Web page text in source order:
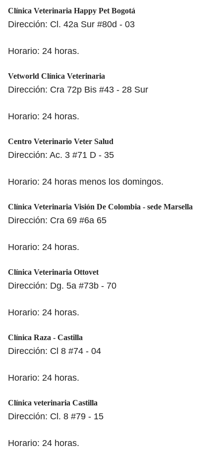
Clínica Veterinaria Happy Pet Bogotá
Dirección: Cl. 42a Sur #80d - 03
Horario: 24 horas.
Vetworld Clínica Veterinaria
Dirección: Cra 72p Bis #43 - 28 Sur
Horario: 24 horas.
Centro Veterinario Veter Salud
Dirección: Ac. 3 #71 D - 35
Horario: 24 horas menos los domingos.
Clínica Veterinaria Visión De Colombia - sede Marsella
Dirección: Cra 69 #6a 65
Horario: 24 horas.
Clínica Veterinaria Ottovet
Dirección: Dg. 5a #73b - 70
Horario: 24 horas.
Clínica Raza - Castilla
Dirección: Cl 8 #74 - 04
Horario: 24 horas.
Clínica veterinaria Castilla
Dirección: Cl. 8 #79 - 15
Horario: 24 horas.